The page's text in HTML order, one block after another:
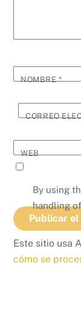
NOMBRE*
CORREO
WEB
By using
handling
Este sitio usa
cómo se